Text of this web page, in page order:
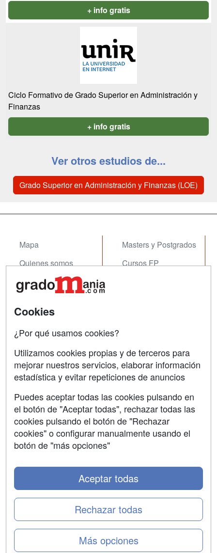
+ info gratis
Ciclo Formativo de Grado Superior en Administración y
Finanzas
+ info gratis
Ver otros estudios de...
Grado Superior en Administración y Finanzas (LOE)
Mapa
Quienes somos
Tarifas publicidad
Acceso Centros
Masters y Postgrados
Cursos FP
Contactar
Confidencialidad
Aviso legal
Copyleft
Cookies
¿Por qué usamos cookies?
Utilizamos cookies propias y de terceros para
mejorar nuestros servicios, elaborar información
estadística y evitar repeticiones de anuncios
Puedes aceptar todas las cookies pulsando en
el botón de "Aceptar todas", rechazar todas las
cookies pulsando el botón de "Rechazar
cookies" o configurar manualmente usando el
botón de "más opciones"
Más opciones
Rechazar todas
Aceptar todas